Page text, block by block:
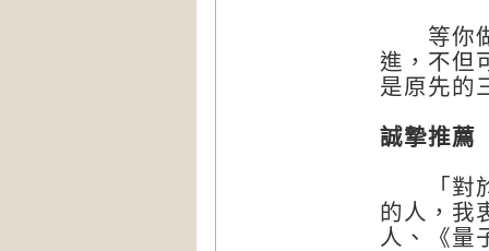
等你做
進，不但
是原先的
誠摯推薦
「對於
的人，我
人、《量